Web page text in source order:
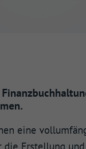
eine
die Erstellung